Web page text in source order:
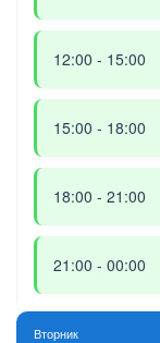
12:00 - 15:00
15:00 - 18:00
18:00 - 21:00
21:00 - 00:00
Вторник